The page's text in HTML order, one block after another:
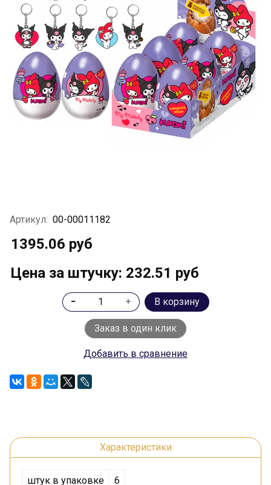
Артикул: 00-00011182
1395.06 руб
Цена за штучку: 232.51 руб
В корзину
Заказ в один клик
Добавить в сравнение
Характеристики
штук в упаковке 6